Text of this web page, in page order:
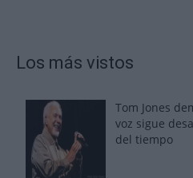
Los más vistos
Tom Jones
voz sigue
del tiempo